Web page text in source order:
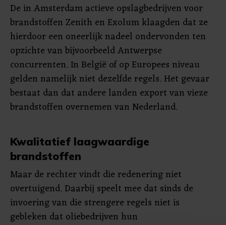
De in Amsterdam actieve opslagbedrijven voor
brandstoffen Zenith en Exolum klaagden dat ze
hierdoor een oneerlijk nadeel ondervonden ten
opzichte van bijvoorbeeld Antwerpse
concurrenten. In België of op Europees niveau
gelden namelijk niet dezelfde regels. Het gevaar
bestaat dan dat andere landen export van vieze
brandstoffen overnemen van Nederland.
Kwalitatief laagwaardige
brandstoffen
Maar de rechter vindt die redenering niet
overtuigend. Daarbij speelt mee dat sinds de
invoering van die strengere regels niet is
gebleken dat oliebedrijven hun